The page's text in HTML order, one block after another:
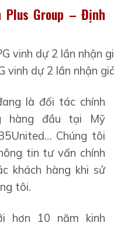
Plus Group – Định
vinh dự 2 lần nhận
là đối tác chính
hàng đầu tại Mỹ
Chúng tôi
tin tư vấn chính
khách hàng khi sử
tôi.
hơn 10 năm kinh